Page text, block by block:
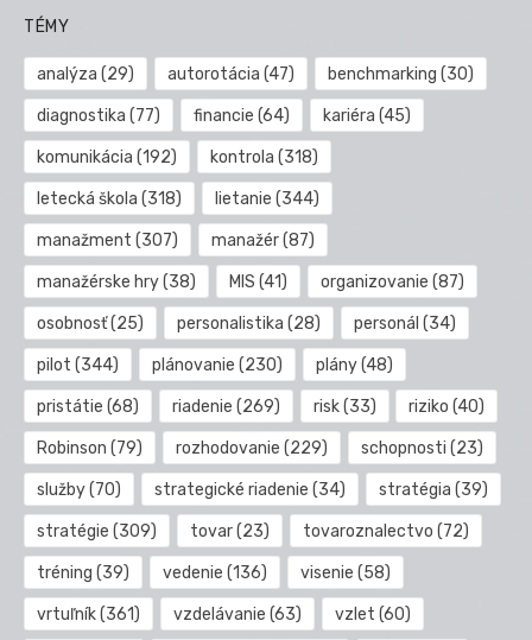
TÉMY
analýza (29) autorotácia (47) benchmarking (30)
diagnostika (77) financie (64) kariéra (45)
komunikácia (192) kontrola (318)
letecká škola (318) lietanie (344)
manažment (307) manažér(87)
manažérske hry(38) MIS (41) organizovanie (87)
osobnosť(25) personalistika (28) personál (34)
pilot (344) plánovanie (230) plány(48)
pristátie (68) riadenie (269) risk(33) riziko (40)
Robinson (79) rozhodovanie (229) schopnosti (23)
služby(70) strategické riadenie (34) stratégia (39)
stratégie (309) tovar(23) tovaroznalectvo (72)
tréning (39) vedenie (136) visenie (58)
vrtuľník(361) vzdelávanie (63) vzlet (60)